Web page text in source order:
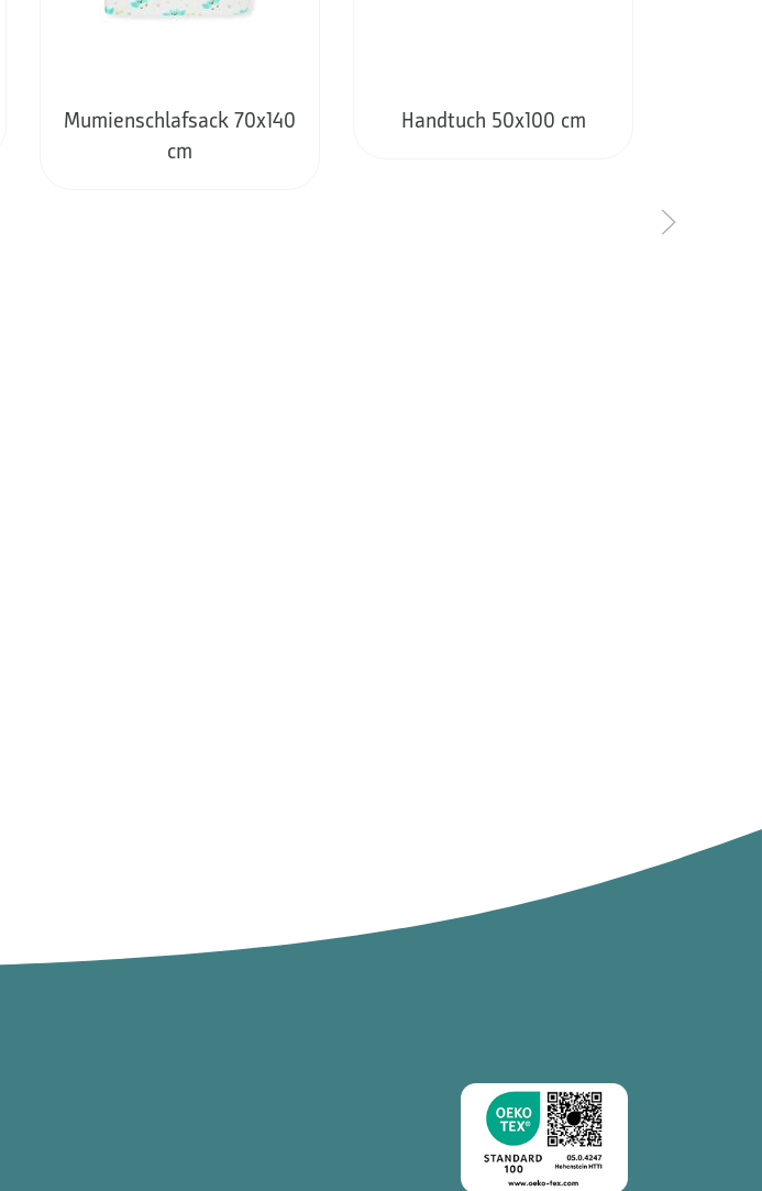
Mumienschlafsack 70x140
cm
Handtuch 50x100 cm